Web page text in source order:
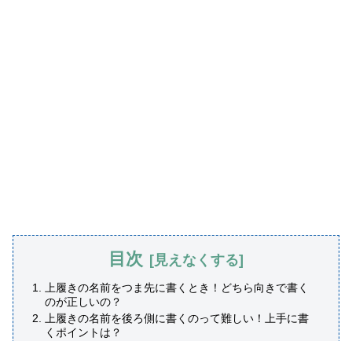
目次
上履きの名前をつま先に書くとき！どちら向きで書く
のが正しいの？
上履きの名前を後ろ側に書くのって難しい！上手に書
くポイントは？